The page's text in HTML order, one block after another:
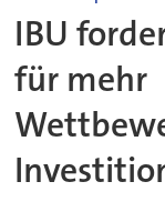
IBU
für mehr